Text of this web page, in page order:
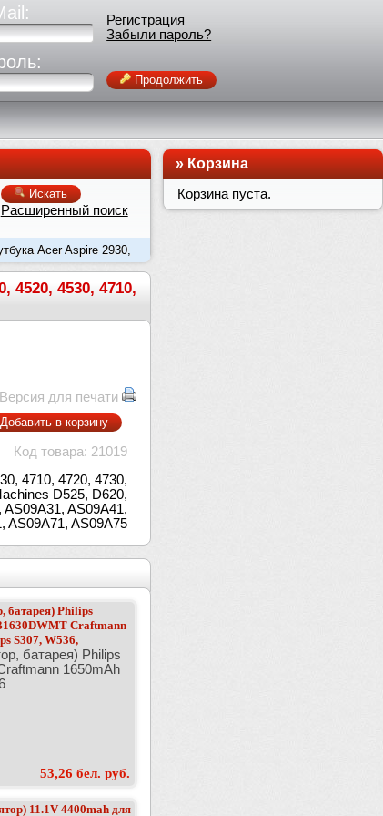
Регистрация
Забыли пароль?
Продолжить
Искать
Расширенный поиск
Acer Aspire 2930,
4520, 4530, 4710,
Версия для печати
в корзину
Код товара: 21019
4710, 4720, 4730,
D525, D620,
AS09A41,
AS09A71, AS09A75
батарея) Philips
Craftmann
S307, W536,
батарея) Philips
1650mAh
53,26 бел. руб.
11.1V 4400mah для
»Корзина
Корзина пуста.